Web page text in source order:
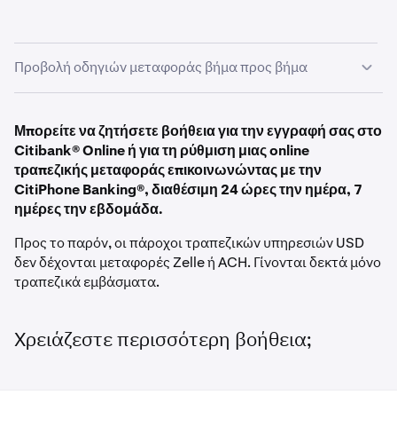
Προβολή οδηγιών μεταφοράς βήμα προς βήμα
1
Εντοπίστε τις οδηγίες εμβάσματος εντός του
λογαριασμού σας στην Kraken
- Συνδεθείτε στοKraken.com.
της οθόνηςHome(Αρχική).
- Στην επόμενη οθόνη, επιλέξτεWire transfer
Μπορείτε να ζητήσετε βοήθεια για την εγγραφή σας στο
Citibank® Online ή για τη ρύθμιση μιας online
τραπεζικής μεταφοράς επικοινωνώντας με την
CitiPhone Banking®, διαθέσιμη 24 ώρες την ημέρα, 7
ημέρες την εβδομάδα.
Προς το παρόν, οι πάροχοι τραπεζικών υπηρεσιών USD
δεν δέχονται μεταφορές Zelle ή ACH. Γίνονται δεκτά μόνο
τραπεζικά εμβάσματα.
Χρειάζεστε περισσότερη βοήθεια;